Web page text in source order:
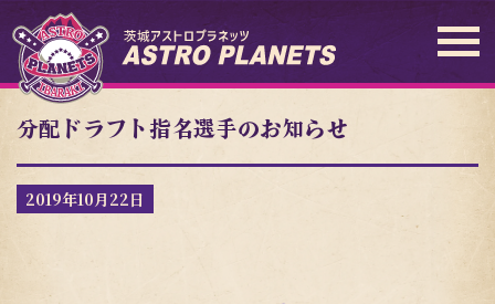
分配ドラフト指名選手のお知らせ
2019年10月22日